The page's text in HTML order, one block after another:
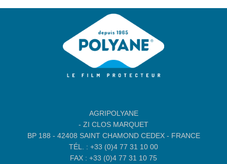
AGRIPOLYANE
- ZI CLOS MARQUET
BP 188 - 42408 SAINT CHAMOND CEDEX - FRANCE
TÉL. : +33 (0)4 77 31 10 00
FAX : +33 (0)4 77 31 10 75